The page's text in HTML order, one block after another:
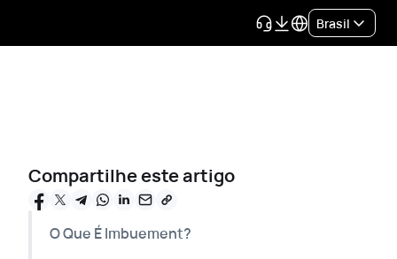
Brasil
Compartilhe este artigo
O Que É Imbuement?